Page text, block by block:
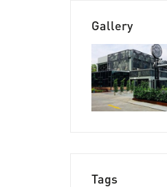
Gallery
Tags